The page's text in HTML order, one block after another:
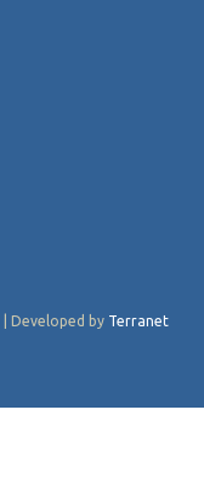
| Developed by Terranet